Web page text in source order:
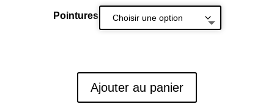
Pointures
Ajouter au panier